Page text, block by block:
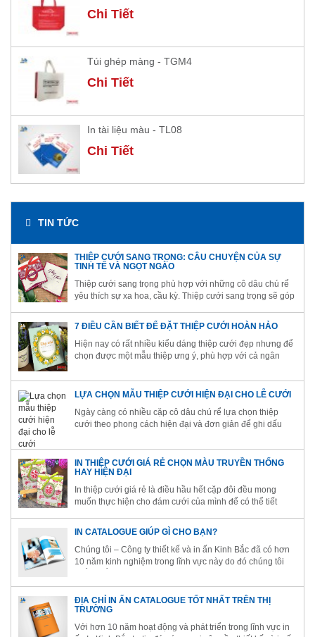
Chi Tiết
Túi ghép màng - TGM4
Chi Tiết
In tài liệu màu - TL08
Chi Tiết
TIN TỨC
THIỆP CƯỚI SANG TRỌNG: CÂU CHUYỆN CỦA SỰ
TINH TẾ VÀ NGỌT NGÀO
Thiệp cưới sang trọng phù hợp với những cô dâu chú rể
yêu thích sự xa hoa, cầu kỳ. Thiệp cưới sang trọng sẽ góp
7 ĐIỀU CẦN BIẾT ĐỂ ĐẶT THIỆP CƯỚI HOÀN HẢO
Hiện nay có rất nhiều kiểu dáng thiệp cưới đẹp nhưng để
chọn được một mẫu thiệp ưng ý, phù hợp với cả ngân
LỰA CHỌN MẪU THIỆP CƯỚI HIỆN ĐẠI CHO LỄ CƯỚI
Ngày càng có nhiều cặp cô dâu chú rể lựa chọn thiệp
cưới theo phong cách hiện đại và đơn giản để ghi dấu
IN THIỆP CƯỚI GIÁ RẺ CHỌN MÀU TRUYỀN THỐNG
HAY HIỆN ĐẠI
In thiệp cưới giá rẻ là điều hầu hết cặp đôi đều mong
muốn thực hiện cho đám cưới của mình để có thể tiết
IN CATALOGUE GIÚP GÌ CHO BẠN?
Chúng tôi – Công ty thiết kế và in ấn Kinh Bắc đã có hơn
10 năm kinh nghiệm trong lĩnh vực này do đó chúng tôi
và in ấn catalogue từ phía khách hàng.
ĐỊA CHỈ IN ẤN CATALOGUE TỐT NHẤT TRÊN THỊ
TRƯỜNG
Với hơn 10 năm hoạt động và phát triển trong lĩnh vực in